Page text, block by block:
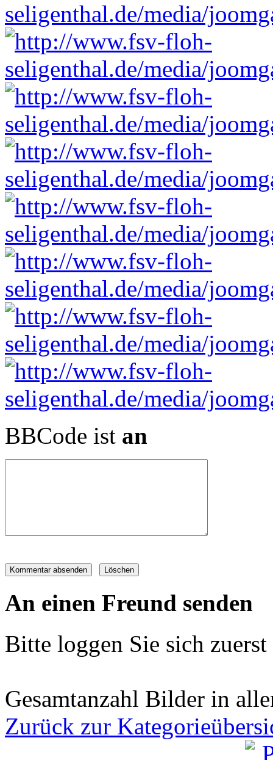
BBCode ist an
An einen Freund senden
Bitte loggen Sie sich
Gesamtanzahl Bilder in
Zurück zur